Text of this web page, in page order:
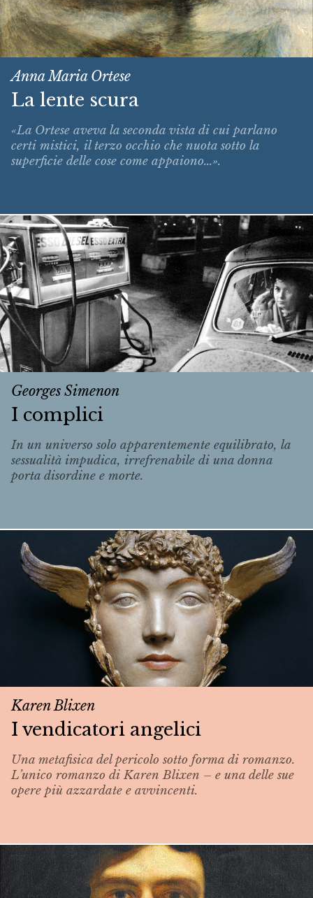
Anna Maria Ortese
La lente scura
«La Ortese aveva la seconda vista di cui parlano
certi mistici, il terzo occhio che nuota sotto la
superficie delle cose come appaiono...».
Georges Simenon
I complici
In un universo solo apparentemente equilibrato, la
sessualità impudica, irrefrenabile di una donna
porta disordine e morte.
Karen Blixen
I vendicatori angelici
Una metafisica del pericolo sotto forma di romanzo.
L’unico romanzo di Karen Blixen – e una delle sue
opere più azzardate e avvincenti.